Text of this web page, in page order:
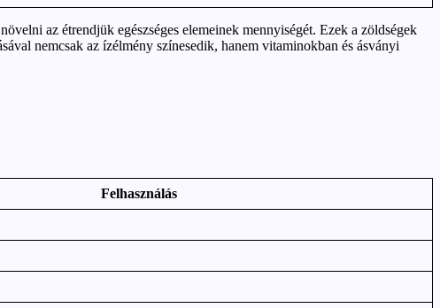
az étrendjük egészséges elemeinek mennyiségét. Ezek a zöldségek
nemcsak az ízélmény színesedik, hanem vitaminokban és ásványi
Felhasználás